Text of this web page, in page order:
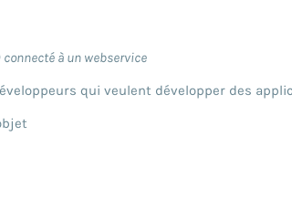
à un webservice
qui veulent développer des